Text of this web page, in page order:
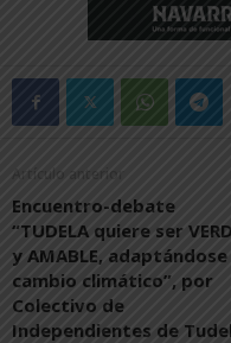
Artículo anterior
Encuentro-debate
“TUDELA quiere ser
y AMABLE,
cambio climático”, por
Colectivo de
Independientes de